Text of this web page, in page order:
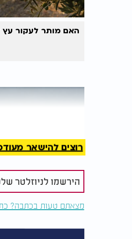
האם מותר לעקור עץ
רוצים להישאר
הירשמו לניוזלטר
מצאתם טעות בכתבה?